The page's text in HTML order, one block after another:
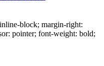
block; margin-right:
pointer; font-weight: bold;